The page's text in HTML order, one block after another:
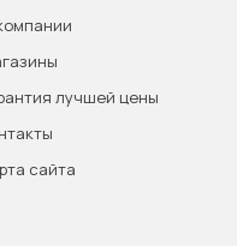
лучшей цены
сайта